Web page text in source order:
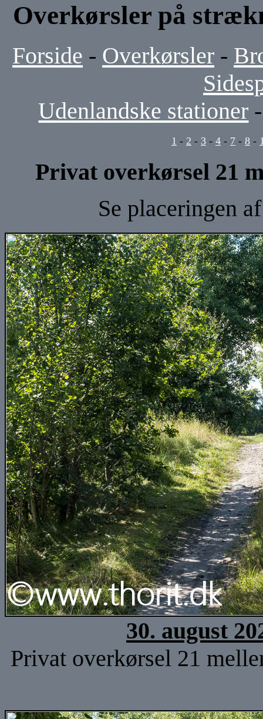
Overkørsler på
Forside - Overkørsler -
Udenlandske stationer
1 - 2 - 3 - 4 - 7 - 8 -
Privat overkørsel 21
Se placeringen
30. august
Privat overkørsel 21